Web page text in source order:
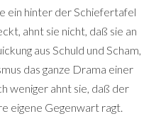
ein hinter der Schiefertafel
ahnt sie nicht, daß sie an
aus Schuld und Scham,
das ganze Drama einer
weniger ahnt sie, daß der
eigene Gegenwart ragt.